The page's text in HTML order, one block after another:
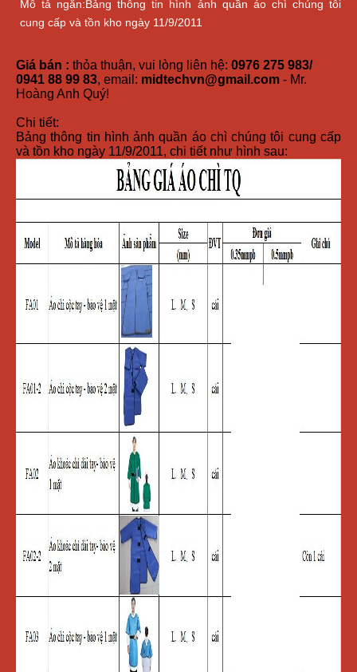
Mô tả ngắn:Bảng thông tin hình ảnh quần áo chì chúng tôi
cung cấp và tồn kho ngày 11/9/2011
Giá bán : thỏa thuận, vui lòng liên hệ: 0976 275 983/
0941 88 99 83, email: midtechvn@gmail.com - Mr.
Hoàng Anh Quý!
Chi tiết:
Bảng thông tin hình ảnh quần áo chì chúng tôi cung cấp
và tồn kho ngày 11/9/2011, chi tiết như hình sau: